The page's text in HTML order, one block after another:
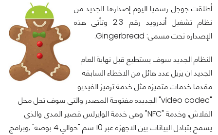
أطلقت جوجل رسميا اليوم إصدارها الجديد من
نظام تشغيل أندرويد رقم 2.3 وتأتي هذه
الإصداره تحت مسمى: Gingerbread.
النظام الجديد سوف يستطيع قبل نهاية العام
الجديد ان يزيل عدد هائل من الاخطاء السابقه
مقدما خدمات متميزه مثل خدمة ترميز الفيديو
"video codec" الجديده مفتوحة المصدر والتى سوف تحل محل
الفلاش, وخدمة "NFC" وهى خدمة الوايرلس قصير المدى والذى
يسمح بتبادل البيانات بين الاجهزه عبر 10 سم "حوالي 4 بوصه" ,وبرامج